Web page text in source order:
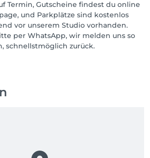
Termin, Gutscheine findest du online
und Parkplätze sind kostenlos
vor unserem Studio vorhanden.
per WhatsApp, wir melden uns so
schnellstmöglich zurück.